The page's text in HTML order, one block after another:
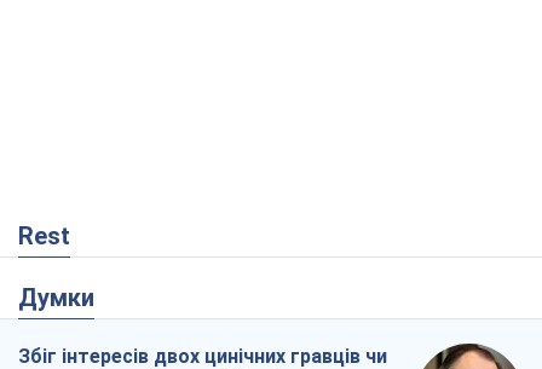
Rest
Думки
Збіг інтересів двох цинічних гравців чи